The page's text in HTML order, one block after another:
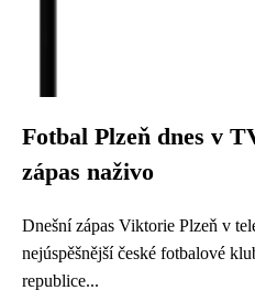
Fotbal Plzeň dnes v
zápas naživo
Dnešní zápas Viktorie Plzeň v
nejúspěšnější české fotbalové
republice...